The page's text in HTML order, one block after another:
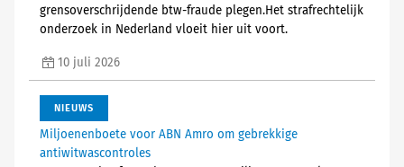
grensoverschrijdende btw-fraude plegen.Het strafrechtelijk
onderzoek in Nederland vloeit hier uit voort.
10 juli 2026
NIEUWS
Miljoenenboete voor ABN Amro om gebrekkige
antiwitwascontroles